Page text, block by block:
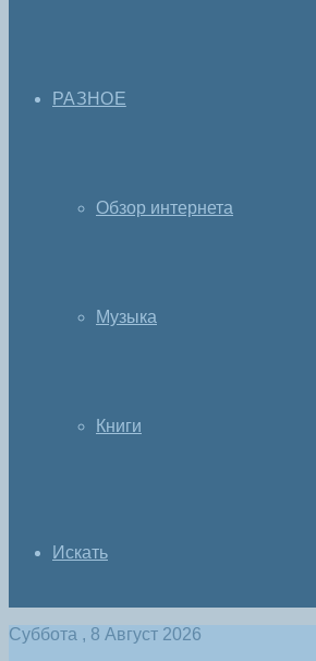
РАЗНОЕ
Обзор интернета
Музыка
Книги
Искать
Суббота , 8 Август 2026